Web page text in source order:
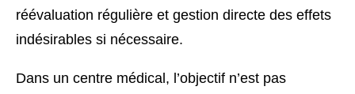
réévaluation régulière et gestion directe des effets
indésirables si nécessaire.
Dans un centre médical, l’objectif n’est pas